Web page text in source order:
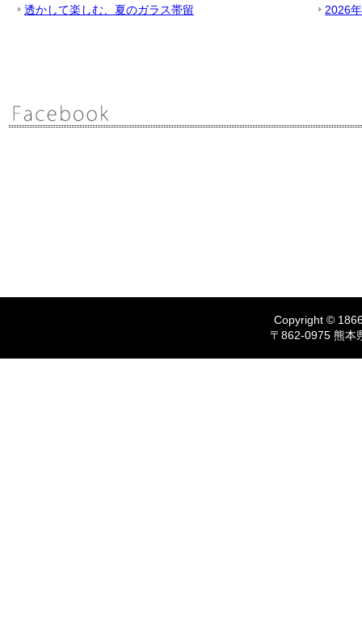
透かして楽しむ、夏のガラス帯留
2026
Copyright ©
〒862-0975 熊本